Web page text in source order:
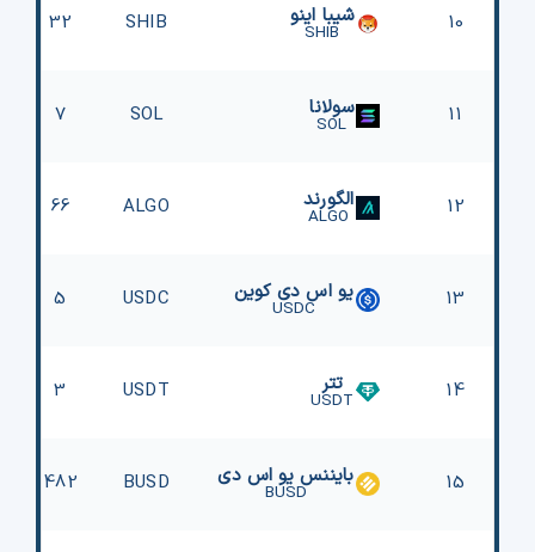
10 شیبا اینو
SHIB
SHIB
32
11 سولانا
SOL
SOL
7
12 الگورند
ALGO
ALGO
66
13 یو اس دی کوین
USDC
USDC
5
14 تتر
USDT
USDT
3
15 بایننس یو اس دی
BUSD
BUSD
482